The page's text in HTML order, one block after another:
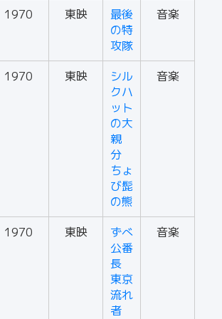
1970 東映
最後
の特
攻隊
音楽
1970 東映
シル
クハ
ット
の大
親
分
ちょ
び髭
の熊
音楽
1970 東映
ずべ
公番
長
東京
流れ
者
音楽